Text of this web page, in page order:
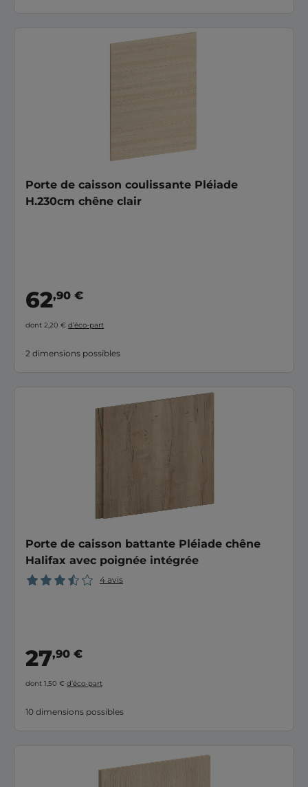
Porte de caisson coulissante Pléiade
H.230cm chêne clair
62,90 €
dont 2,20 € d’éco-part
2 dimensions possibles
Porte de caisson battante Pléiade chêne
Halifax avec poignée intégrée
4 avis
27,90 €
dont 1,50 € d’éco-part
10 dimensions possibles